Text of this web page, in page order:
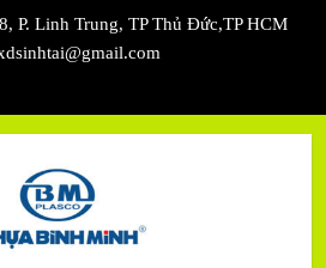
P. Linh Trung, TP Thủ Đức,TP HCM